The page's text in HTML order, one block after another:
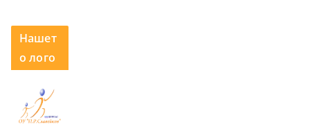
Нашет
о лого